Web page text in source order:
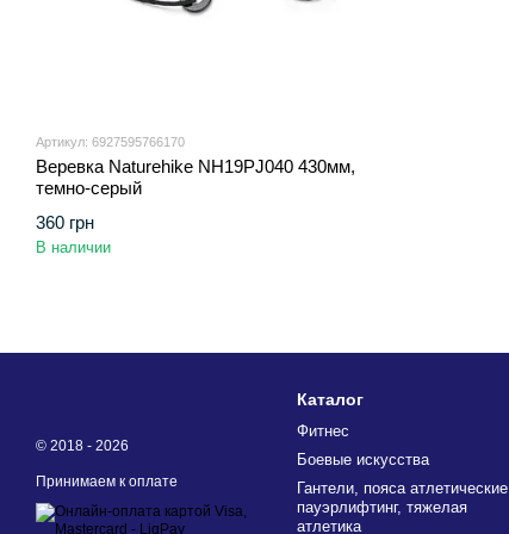
Артикул: 6927595766170
Веревка Naturehike NH19PJ040 430мм,
темно-серый
360 грн
В наличии
© 2018 - 2026
Принимаем к оплате
Каталог
Фитнес
Боевые искусства
Гантели, пояса
пауэрлифтинг, тяжелая
атлетика